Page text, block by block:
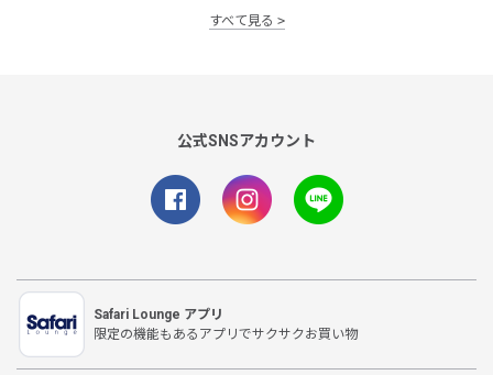
すべて見る
公式SNSアカウント
Safari Lounge アプリ
限定の機能もあるアプリでサクサクお買い物